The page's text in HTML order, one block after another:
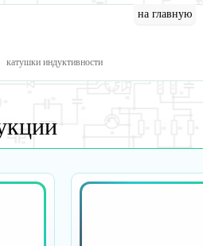
на главную
катушки индуктивности